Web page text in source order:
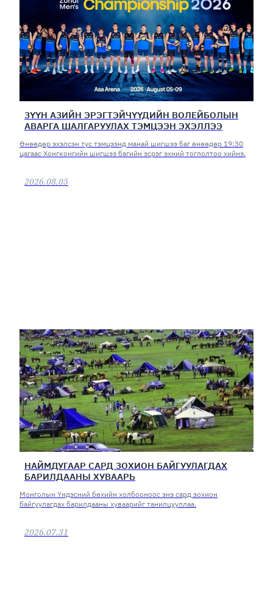
ЗҮҮН АЗИЙН ЭРЭГТЭЙЧҮҮДИЙН ВОЛЕЙБОЛЫН
АВАРГА ШАЛГАРУУЛАХ ТЭМЦЭЭН ЭХЭЛЛЭЭ
Өнөөдөр эхэлсэн тус тэмцээнд манай шигшээ баг өнөөдөр 19:30
цагаас Хонгконгийн шигшээ багийн эсрэг эхний тоглолтоо хийнэ.
2026.08.05
НАЙМДУГААР САРД ЗОХИОН БАЙГУУЛАГДАХ
БАРИЛДААНЫ ХУВААРЬ
Монголын Үндэсний бөхийн холбооноос энэ сард зохион
байгуулагдах барилдааны хуваарийг танилцууллаа.
2026.07.31